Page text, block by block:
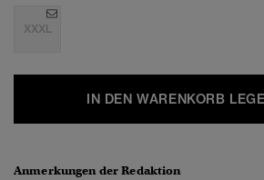
XXXL
IN DEN WARENKORB
Anmerkungen der Redaktion